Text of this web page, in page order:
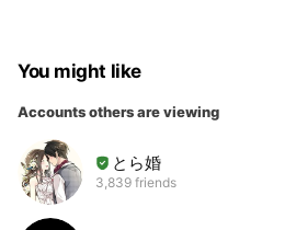
You might like
Accounts others are viewing
とら婚
3,839 friends